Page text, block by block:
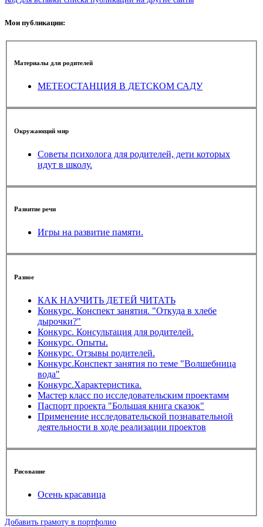
Мои публикации:
Материалы для родителей
МЕТЕОСТАНЦИЯ В ДЕТСКОМ САДУ
Окружающий мир
Советы психолога для родителей, дети которых
идут в школу.
Развитие речи
Игры на развитие памяти.
Разное
КАК НАУЧИТЬ ДЕТЕЙ ЧИТАТЬ
Конкурс. Конспект занятия. "Откуда в хлебе
дырочки?"
Конкурс. Консультация для родителей.
Конкурс. Опыты.
Конкурс. Отзывы родителей.
Конкурс.Конспект занятия по теме "Волшебница
вода"
Конкурс.Характеристика.
Мастер класс по исследовательским проектамм
Паспорт проекта "Большая книга сказок"
Применение исследовательской познавательной
деятельности в ходе реализации проектов
Рисование
Осень красавица
Добавить грамоту в портфолио